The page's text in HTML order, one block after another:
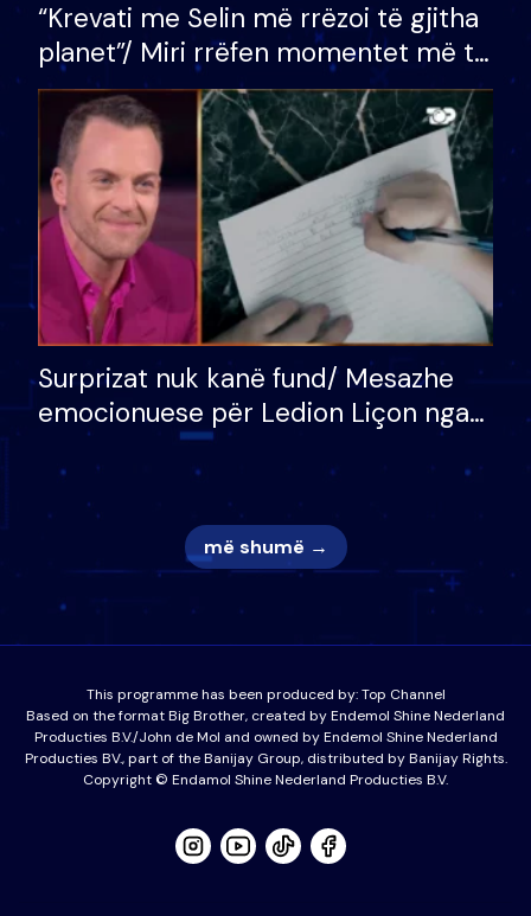
“Krevati me Selin më rrëzoi të gjitha
planet”/ Miri rrëfen momentet më të
bukura në shtëpinë e BB VIP: Do më
mungojë zilja e mëngjesit kur…
Surprizat nuk kanë fund/ Mesazhe
emocionuese për Ledion Liçon nga
nëna dhe fëmijët e tij, moderatori
nuk i mban dot lotët: Nuk meritoj…
më shumë →
This programme has been produced by:Top Channel
Based on the format Big Brother, created by Endemol Shine Nederland
Producties B.V./John de Mol and owned by Endemol Shine Nederland
Producties BV., part of the Banijay Group, distributed by Banijay Rights.
Copyright © Endamol Shine Nederland Producties B.V.